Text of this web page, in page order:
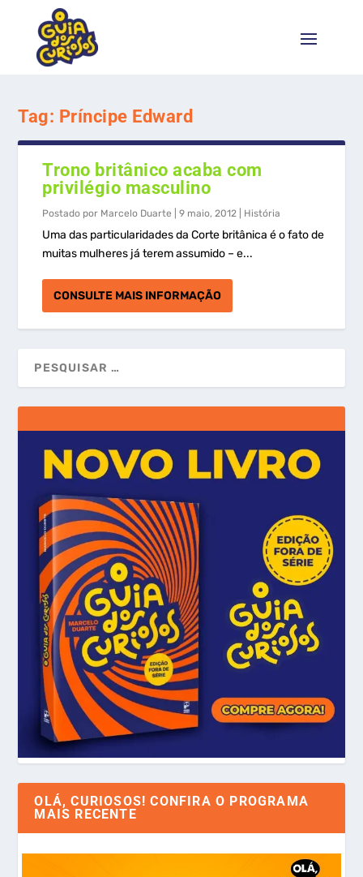
Tag: Príncipe Edward
Trono britânico acaba com
privilégio masculino
Postado por Marcelo Duarte |9 maio, 2012 História
Uma das particularidades da Corte britânica é o fato de
muitas mulheres já terem assumido – e...
CONSULTE MAIS INFORMAÇÃO
OLÁ, CURIOSOS! CONFIRA O PROGRAMA
MAIS RECENTE